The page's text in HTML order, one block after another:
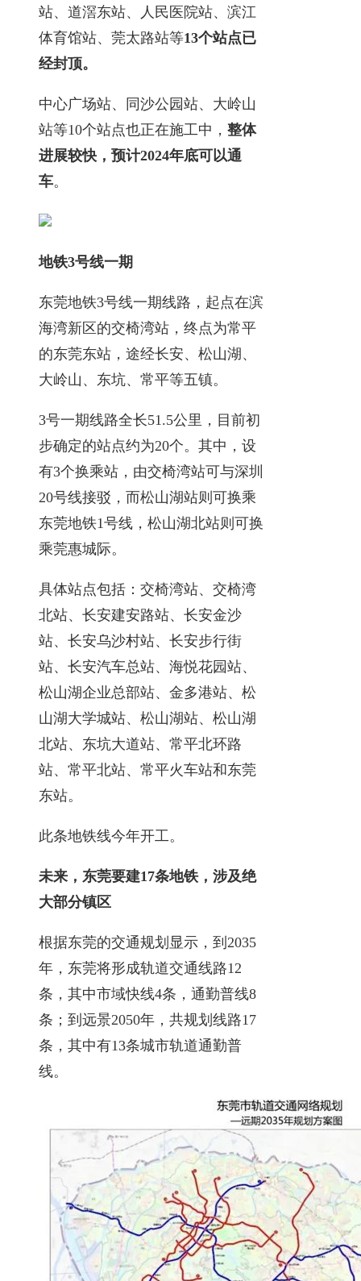
站、道滘东站、人民医院站、滨江
体育馆站、莞太路站等13个站点已
经封顶。
中心广场站、同沙公园站、大岭山
站等10个站点也正在施工中， 整体
进展较快，预计2024年底可以通
车。
地铁3号线一期
东莞地铁3号线一期线路，起点在滨
海湾新区的交椅湾站，终点为常平
的东莞东站，途经长安、松山湖、
大岭山、东坑、常平等五镇。
3号一期线路全长51.5公里，目前初
步确定的站点约为20个。其中，设
有3个换乘站，由交椅湾站可与深圳
20号线接驳，而松山湖站则可换乘
东莞地铁1号线，松山湖北站则可换
乘莞惠城际。
具体站点包括：交椅湾站、交椅湾
北站、长安建安路站、长安金沙
站、长安乌沙村站、长安步行街
站、长安汽车总站、海悦花园站、
松山湖企业总部站、金多港站、松
山湖大学城站、松山湖站、松山湖
北站、东坑大道站、常平北环路
站、常平北站、常平火车站和东莞
东站。
此条地铁线今年开工。
未来，东莞要建17条地铁， 涉及绝
大部分镇区
根据东莞的交通规划显示，到2035
年，东莞将形成轨道交通线路12
条，其中市域快线4条，通勤普线8
条；到远景2050年，共规划线路17
条，其中有13条城市轨道通勤普
线。